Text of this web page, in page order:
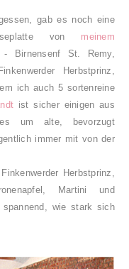
gab es noch eine
von meinem
Birnensenf St. Remy,
Herbstprinz,
ich auch 5 sortenreine
ist sicher einigen aus
um alte, bevorzugt
immer mit von der
Herbstprinz,
Martini und
spannend, wie stark sich